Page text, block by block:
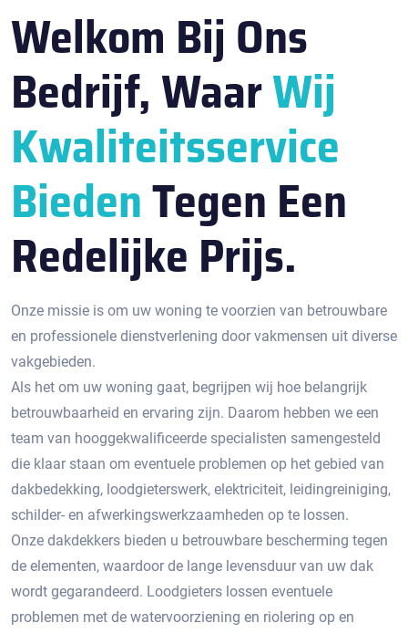
Welkom Bij Ons
Bedrijf, WaarWij
Kwaliteitsservice
BiedenTegen Een
Redelijke Prijs.
Onze missie is om uw woning te voorzien van betrouwbare
en professionele dienstverlening door vakmensen uit diverse
vakgebieden.
Als het om uw woning gaat, begrijpen wij hoe belangrijk
betrouwbaarheid en ervaring zijn. Daarom hebben we een
team van hooggekwalificeerde specialisten samengesteld
die klaar staan om eventuele problemen op het gebied van
dakbedekking, loodgieterswerk, elektriciteit, leidingreiniging,
schilder- en afwerkingswerkzaamheden op te lossen.
Onze dakdekkers bieden u betrouwbare bescherming tegen
de elementen, waardoor de lange levensduur van uw dak
wordt gegarandeerd. Loodgieters lossen eventuele
problemen met de watervoorziening en riolering op en